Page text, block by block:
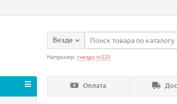
Везде
Например: гнездо rv520
Оплата